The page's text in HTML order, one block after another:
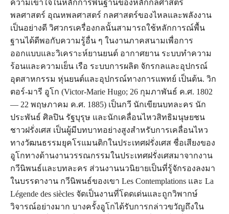
ความเข้าใจในหลักการพื้นฐานของหลักกลศาสตร์
พลศาสตร์ อุณหพลศาสตร์ กลศาสตร์ของไหลและพลังงาน
เป็นอย่างดี วิศวกรเครื่องกลนั้นสามารถใช้หลักการณ์พื้น
ฐานได้ดีพอกับความรู้อื่น ๆ ในงานภาคสนามเพื่อการ
ออกแบบและวิเคราะห์ยานยนต์ อากาศยาน ระบบทำความ
ร้อนและความเย็น เรือ ระบบการผลิต จักรกลและอุปกรณ์
อุตสาหกรรม หุ่นยนต์และอุปกรณ์ทางการแพทย์ เป็นต้น. วิก
ตอร์-มารี อูโก (Victor-Marie Hugo; 26 กุมภาพันธ์ ค.ศ. 1802
— 22 พฤษภาคม ค.ศ. 1885) เป็นกวี นักเขียนบทละคร นัก
ประพันธ์ ศิลปิน รัฐบุรุษ และนักเคลื่อนไหวสิทธิมนุษยชน
ชาวฝรั่งเศส เป็นผู้มีบทบาทอย่างสูงสำหรับการเคลื่อนไหว
ทางวัฒนธรรมยุคโรแมนติกในประเทศฝรั่งเศส ชื่อเสียงของ
อูโกทางด้านงานวรรณกรรมในประเทศฝรั่งเศสมาจากงาน
กวีนิพนธ์และบทละคร ส่วนงานนวนิยายเป็นที่รู้จักรองลงมา
ในบรรดางาน กวีนิพนธ์ของเขา Les Contemplations และ La
Légende des siècles จัดเป็นงานที่โดดเด่นและถูกวิพากษ์
วิจารณ์อย่างมาก บางครั้งอูโกได้รับการกล่าวขวัญถึงใน